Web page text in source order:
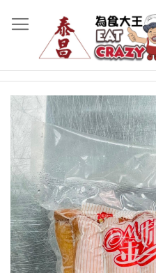
過
到
Skip
to
the
end
of
the
images
gallery